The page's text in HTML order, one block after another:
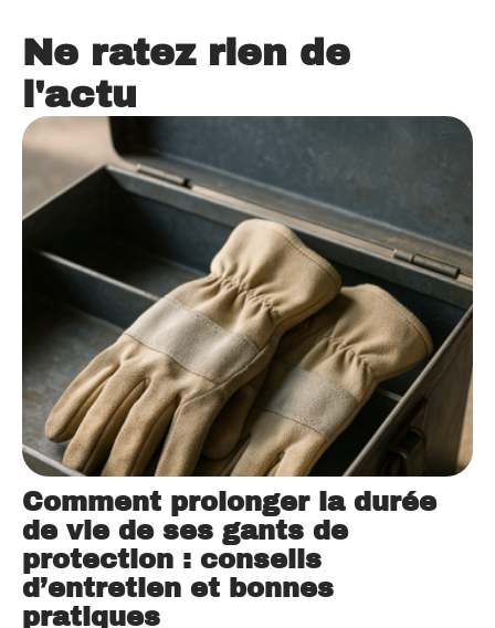
Ne ratez rien de
l'actu
Comment prolonger la durée
de vie de ses gants de
protection : conseils
d’entretien et bonnes
pratiques